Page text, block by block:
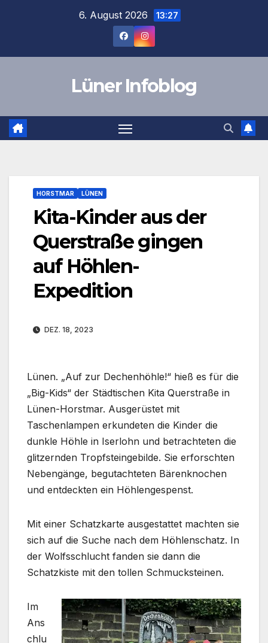
6. August 2026 13:27
Lüner Infoblog
HORSTMAR LÜNEN
Kita-Kinder aus der
Querstraße gingen
auf Höhlen-
Expedition
DEZ. 18, 2023
Lünen. „Auf zur Dechenhöhle!“ hieß es für die
„Big-Kids“ der Städtischen Kita Querstraße in
Lünen-Horstmar. Ausgerüstet mit
Taschenlampen erkundeten die Kinder die
dunkle Höhle in Iserlohn und betrachteten die
glitzernden Tropfsteingebilde. Sie erforschten
Nebengänge, begutachteten Bärenknochen
und entdeckten ein Höhlengespenst.
Mit einer Schatzkarte ausgestattet machten sie
sich auf die Suche nach dem Höhlenschatz. In
der Wolfsschlucht fanden sie dann die
Schatzkiste mit den tollen Schmucksteinen.
Im
Ans
chlu